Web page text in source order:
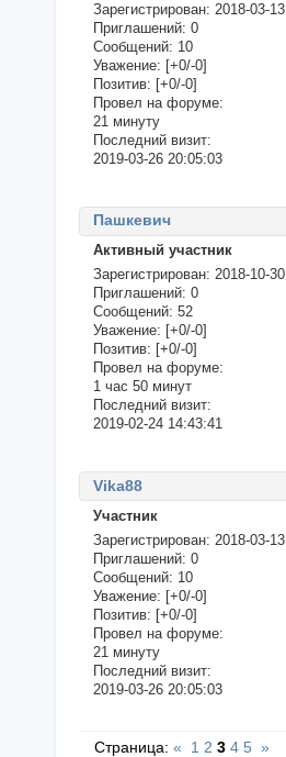
Зарегистрирован: 2018-03-13
Приглашений: 0
Сообщений: 10
Уважение: [+0/-0]
Позитив: [+0/-0]
Провел на форуме:
21 минуту
Последний визит:
2019-03-26 20:05:03
Пашкевич
Активный участник
Зарегистрирован: 2018-10-30
Приглашений: 0
Сообщений: 52
Уважение: [+0/-0]
Позитив: [+0/-0]
Провел на форуме:
1 час 50 минут
Последний визит:
2019-02-24 14:43:41
Vika88
Участник
Зарегистрирован: 2018-03-13
Приглашений: 0
Сообщений: 10
Уважение: [+0/-0]
Позитив: [+0/-0]
Провел на форуме:
21 минуту
Последний визит:
2019-03-26 20:05:03
Страница:« 1 2 3 4 5 »